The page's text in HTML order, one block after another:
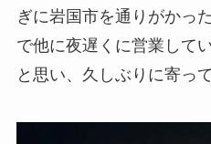
ぎに岩国市を通りがかっ
で他に夜遅くに営業して
と思い、久しぶりに寄っ